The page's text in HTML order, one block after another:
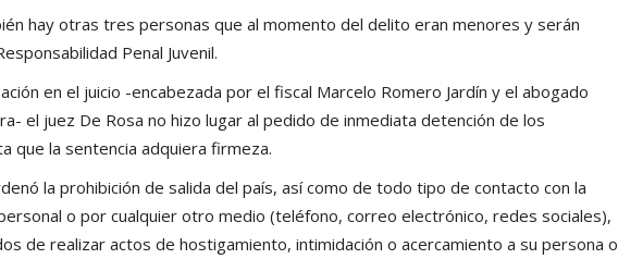
hay otras tres personas que al momento del delito eran menores y serán
Penal Juvenil.
en el juicio -encabezada porel fiscal Marcelo Romero Jardín y el abogado
- el juez De Rosa no hizo lugar al pedido de inmediata detención de los
que la sentencia adquiera firmeza.
la prohibición de salida del país, así como de todo tipo de contacto con la
o por cualquier otro medio (teléfono, correo electrónico, redes sociales),
de realizar actos de hostigamiento, intimidación o acercamiento a su persona o